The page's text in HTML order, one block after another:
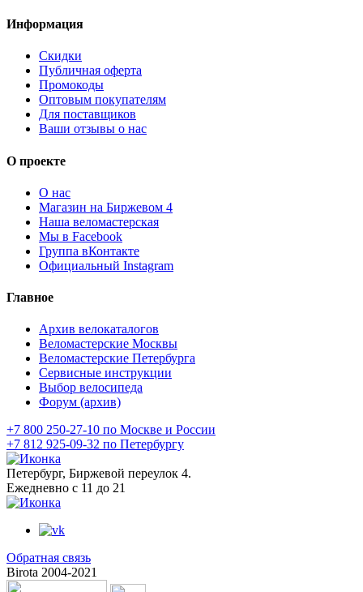
Информация
Скидки
Публичная оферта
Промокоды
Оптовым покупателям
Для поставщиков
Ваши отзывы о нас
О проекте
О нас
Магазин на Биржевом 4
Наша веломастерская
Мы в Facebook
Группа вКонтакте
Официальный Instagram
Главное
Архив велокаталогов
Веломастерские Москвы
Веломастерские Петербурга
Сервисные инструкции
Выбор велосипеда
Форум (архив)
+7 800 250-27-10 по Москве и России
+7 812 925-09-32 по Петербургу
Петербург, Биржевой переулок 4.
Ежедневно с 11 до 21
Обратная связь
Birota 2004-2021